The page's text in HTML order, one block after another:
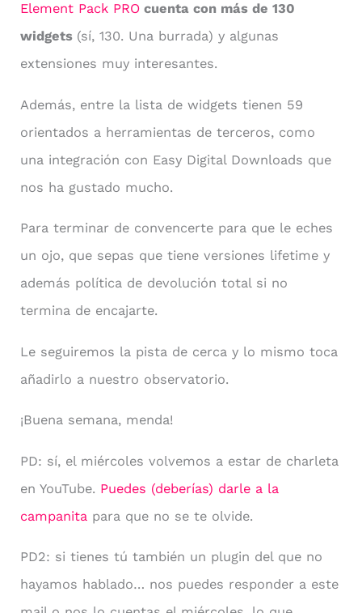
Element Pack PRO cuenta con más de 130
widgets (sí, 130. Una burrada) y algunas
extensiones muy interesantes.
Además, entre la lista de widgets tienen 59
orientados a herramientas de terceros, como
una integración con Easy Digital Downloads que
nos ha gustado mucho.
Para terminar de convencerte para que le eches
un ojo, que sepas que tiene versiones lifetime y
además política de devolución total si no
termina de encajarte.
Le seguiremos la pista de cerca y lo mismo toca
añadirlo a nuestro observatorio.
¡Buena semana, menda!
PD: sí, el miércoles volvemos a estar de charleta
en YouTube. Puedes (deberías) darle a la
campanita para que no se te olvide.
PD2: si tienes tú también un plugin del que no
hayamos hablado… nos puedes responder a este